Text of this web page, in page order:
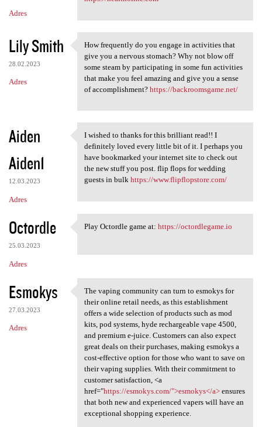
Adres
Lily Smith
28.02.2023
Adres
How frequently do you engage
How frequently do you engage in activities that
give you a nervous stomach? Why not blow off
some steam by participating in some fun activities
that make you feel amazing and give you a sense
of accomplishment? https://backroomsgame.net/
Aiden
Aiden1
12.03.2023
Adres
I wished to thanks for this
I wished to thanks for this brilliant read!! I
definitely loved every little bit of it. I perhaps you
have bookmarked your internet site to check out
the new stuff you post. flip flops for wedding
guests in bulk https://www.flipflopstore.com/
Octordle
25.03.2023
Adres
Play Octordle game at: https:
Play Octordle game at: https://octordlegame.io
Esmokys
27.03.2023
Adres
The vaping community can turn
The vaping community can turn to esmokys for
their online retail needs, as this establishment
offers a wide selection of products such as mod
kits, pod systems, hyde rechargeable vape 4500,
and premium e-juice. Customers can also expect
great deals on their purchases, making esmokys a
cost-effective option for those who want to save on
their vaping supplies. With their commitment to
customer satisfaction, <a
href="https://esmokys.com/">esmokys</a>ensures
that both new and experienced vapers will have an
exceptional shopping experience.